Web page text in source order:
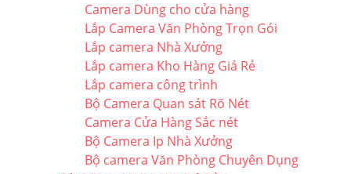
Camera Dùng cho cửa hàng
Lắp Camera Văn Phòng Trọn Gói
Lắp camera Nhà Xưởng
Lắp camera Kho Hàng Giá Rẻ
Lắp camera công trình
Bộ Camera Quan sát Rõ Nét
Camera Cửa Hàng Sắc nét
Bộ Camera Ip Nhà Xưởng
Bộ camera Văn Phòng Chuyên Dụng